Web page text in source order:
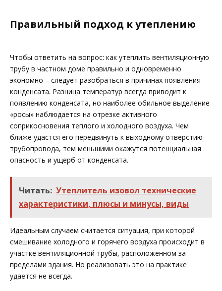
Правильный подход к утеплению
Чтобы ответить на вопрос: как утеплить вентиляционную
трубу в частном доме правильно и одновременно
экономно – следует разобраться в причинах появления
конденсата. Разница температур всегда приводит к
появлению конденсата, но наиболее обильное выделение
«росы» наблюдается на отрезке активного
соприкосновения теплого и холодного воздуха. Чем
ближе удастся его передвинуть к выходному отверстию
трубопровода, тем меньшими окажутся потенциальная
опасность и ущерб от конденсата.
Читать: Утеплитель изовол технические
характеристики, плюсы и минусы, виды
Идеальным случаем считается ситуация, при которой
смешивание холодного и горячего воздуха происходит в
участке вентиляционной трубы, расположенном за
пределами здания. Но реализовать это на практике
удается не всегда.